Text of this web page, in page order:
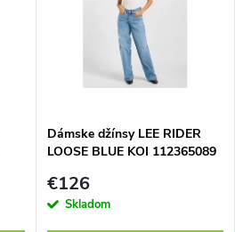
Dámske džínsy LEE RIDER
LOOSE BLUE KOI 112365089
€126
Skladom